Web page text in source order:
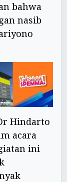
bahwa
nasib
Hindarto
acara
ini